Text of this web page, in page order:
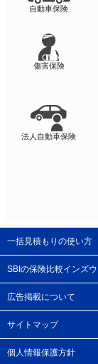
自動車保険
傷害保険
法人自動車保険
一括見積もりの使い方
SBIの保険比較インズ
広告掲載について
サイトマップ
個人情報保護方針